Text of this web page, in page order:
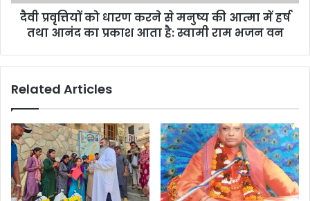
दैवी प्रवृत्तियों को धारण करने से मनुष्य की आत्मा में हर्ष
तथा आनंद का प्रकाश आता है: स्वामी राम भजन वन
Related Articles